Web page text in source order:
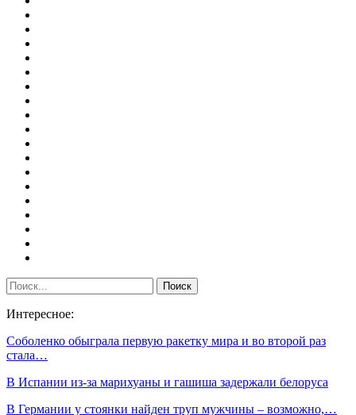
Интересное:
Соболенко обыграла первую ракетку мира и во второй раз
стала…
В Испании из-за марихуаны и гашиша задержали белоруса
В Германии у стоянки найден труп мужчины – возможно,…